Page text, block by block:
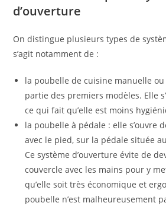
On distingue plusieurs types de
s’agit notamment de :
la poubelle de cuisine manuelle
partie des premiers modèles. Elle
ce qui fait qu’elle est moins
la poubelle à pédale : elle s’ouvre
avec le pied, sur la pédale située
Ce système d’ouverture évite de
couvercle avec les mains pour y
qu’elle soit très économique et
poubelle n’est malheureusement